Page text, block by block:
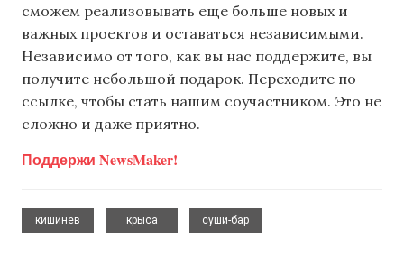
сможем реализовывать еще больше новых и
важных проектов и оставаться независимыми.
Независимо от того, как вы нас поддержите, вы
получите небольшой подарок. Переходите по
ссылке, чтобы стать нашим соучастником. Это не
сложно и даже приятно.
Поддержи NewsMaker!
кишинев
крыса
суши-бар